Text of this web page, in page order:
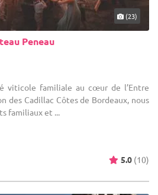
(23)
Peneau
viticole familiale au cœur de l’Entre
des Cadillac Côtes de Bordeaux, nous
familiaux et ...
5.0 (10)